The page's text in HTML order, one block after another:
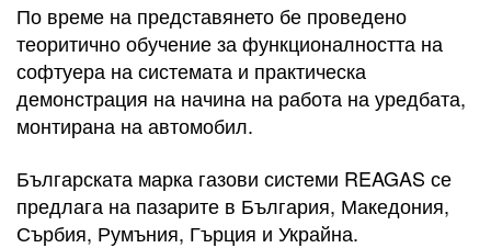
По време на представянето бе проведено
теоритично обучение за функционалността на
софтуера на системата и практическа
демонстрация на начина на работа на уредбата,
монтирана на автомобил.
Българската марка газови системи REAGAS се
предлага на пазарите в България, Македония,
Сърбия, Румъния, Гърция и Украйна.